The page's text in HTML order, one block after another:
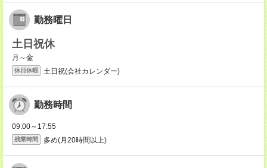
勤務曜日
土日祝休
月～金
休日休暇 土日祝(会社カレンダー)
勤務時間
09:00～17:55
残業時間 多め(月20時間以上)